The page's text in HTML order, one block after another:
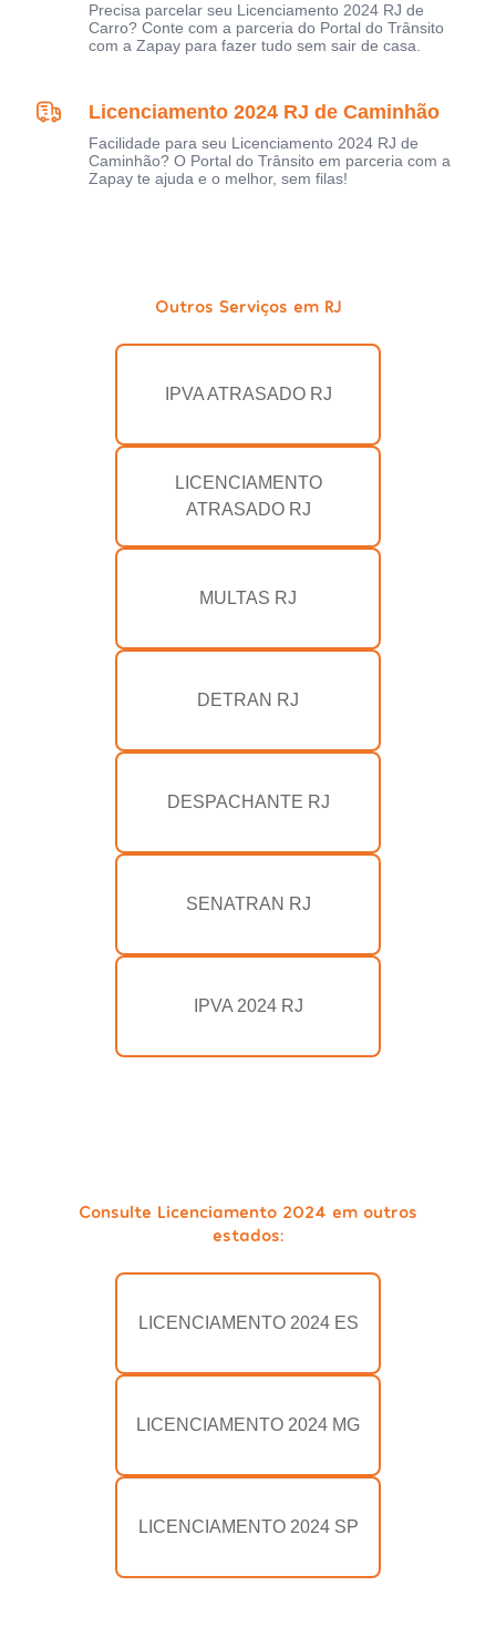
Precisa parcelar seu Licenciamento 2024 RJ de
Carro? Conte com a parceria do Portal do Trânsito
com a Zapay para fazer tudo sem sair de casa.
Licenciamento 2024 RJ de Caminhão
Facilidade para seu Licenciamento 2024 RJ de
Caminhão? O Portal do Trânsito em parceria com a
Zapay te ajuda e o melhor, sem filas!
Outros Serviços em RJ
IPVA ATRASADO RJ
LICENCIAMENTO
ATRASADO RJ
MULTAS RJ
DETRAN RJ
DESPACHANTE RJ
SENATRAN RJ
IPVA 2024 RJ
Consulte Licenciamento 2024 em outros
estados:
LICENCIAMENTO 2024 ES
LICENCIAMENTO 2024 MG
LICENCIAMENTO 2024 SP